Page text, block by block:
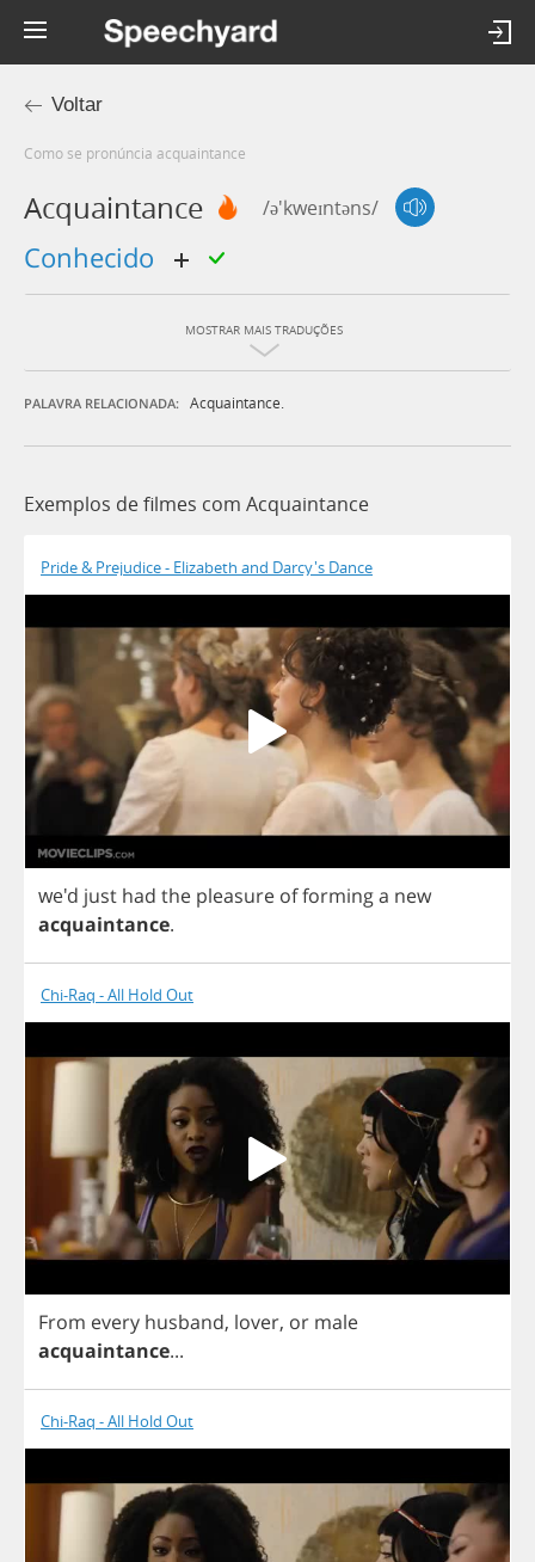
Voltar
Como se pronúncia acquaintance
Acquaintance /ə'kweɪntəns/
conhecido
MOSTRAR MAIS TRADUÇÕES
PALAVRA RELACIONADA: Acquaintance.
Exemplos de filmes com Acquaintance
Pride & Prejudice - Elizabeth and Darcy's Dance
we'd just had the pleasure offorminga new
acquaintance.
Chi-Raq - All Hold Out
From every husband, lover, or male
acquaintance...
Chi-Raq - All Hold Out